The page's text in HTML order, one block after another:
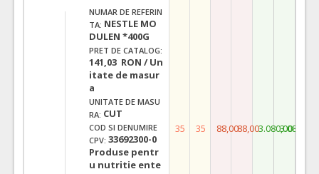
NUMAR DE REFERIN
TA: NESTLE MO
DULEN *400G
PRET DE CATALOG:
141,03 RON / Un
itate de masur
a
UNITATE DE MASU
RA: CUT
COD SI DENUMIRE
CPV: 33692300-0
Produse pentr
u nutritie ente
35 35 88,0088,003.080,003.080,00